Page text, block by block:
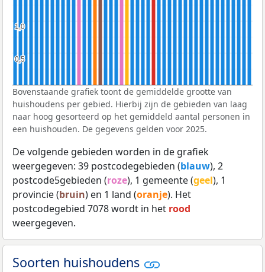
0,5
0,5
1,0
1,0
Bovenstaande grafiek toont de gemiddelde grootte van
huishoudens per gebied. Hierbij zijn de gebieden van laag
naar hoog gesorteerd op het gemiddeld aantal personen in
een huishouden. De gegevens gelden voor 2025.
De volgende gebieden worden in de grafiek
weergegeven: 39 postcodegebieden (blauw), 2
postcode5gebieden (roze), 1 gemeente (geel), 1
provincie (bruin) en 1 land (oranje). Het
postcodegebied 7078 wordt in het rood
weergegeven.
Soorten huishoudens